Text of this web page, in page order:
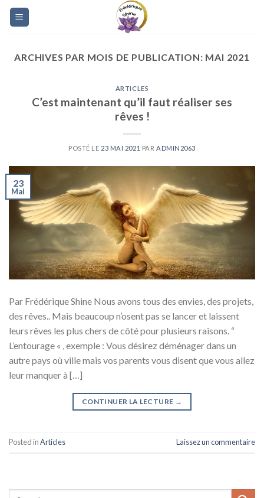
Skip
ARCHIVES PAR MOIS DE PUBLICATION: MAI 2021
ARTICLES
C’est maintenant qu’il faut réaliser ses
rêves !
POSTÉ LE 23 MAI 2021 PAR ADMIN2063
23
Mai
Par Frédérique Shine Nous avons tous des envies, des projets,
des rêves.. Mais beaucoup n’osent pas se lancer et laissent
leurs rêves les plus chers de côté pour plusieurs raisons. “
L’entourage « , exemple : Vous désirez déménager dans un
autre pays où ville mais vos parents vous disent que vous allez
leur manquer à […]
CONTINUER LA LECTURE →
Posted inArticles Laissez un commentaire